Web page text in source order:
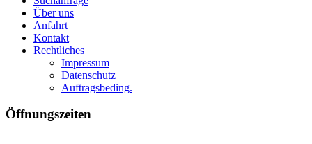
Über uns
Anfahrt
Kontakt
Rechtliches
Impressum
Datenschutz
Auftragsbeding.
Öffnungszeiten